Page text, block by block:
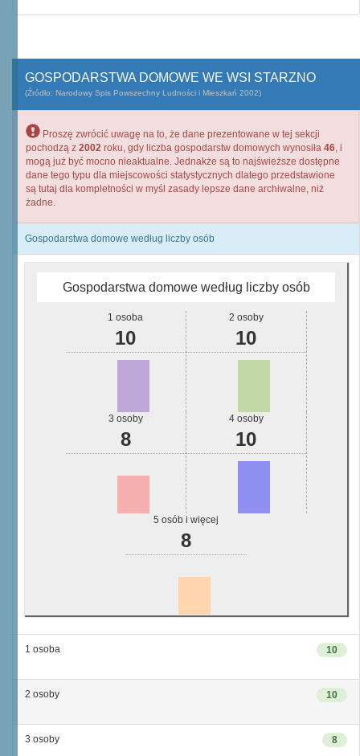
GOSPODARSTWA DOMOWE WE WSI STARZNO
(Źródło: Narodowy Spis Powszechny Ludności i Mieszkań 2002)
Proszę zwrócić uwagę na to, że dane prezentowane w tej sekcji
pochodzą z 2002 roku, gdy liczba gospodarstw domowych wynosiła 46, i
mogą już być mocno nieaktualne. Jednakże są to najświeższe dostępne
dane tego typu dla miejscowości statystycznych dlatego przedstawione
są tutaj dla kompletności w myśl zasady lepsze dane archiwalne, niż
żadne.
Gospodarstwa domowe według liczby osób
Gospodarstwa domowe według liczby osób
1 osoba
10
2 osoby
10
3 osoby
8
4 osoby
10
5 osób i więcej
8
10
1 osoba
10
2 osoby
8
3 osoby